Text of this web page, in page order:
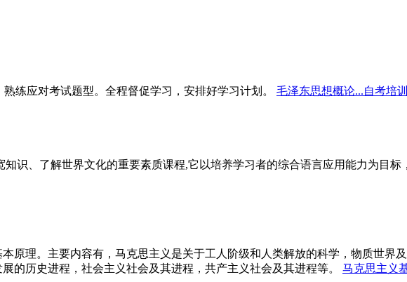
练应对考试题型。全程督促学习，安排好学习计划。 毛泽东思想概论...自考培训
识、了解世界文化的重要素质课程,它以培养学习者的综合语言应用能力为目
原理。主要内容有，马克思主义是关于工人阶级和人类解放的科学，物质世界
的历史进程，社会主义社会及其进程，共产主义社会及其进程等。
马克思主义